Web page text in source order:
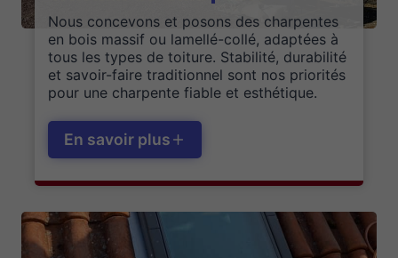
Nous concevons et posons des charpentes
en bois massif ou lamellé-collé, adaptées à
tous les types de toiture. Stabilité, durabilité
et savoir-faire traditionnel sont nos priorités
pour une charpente fiable et esthétique.
En savoir plus